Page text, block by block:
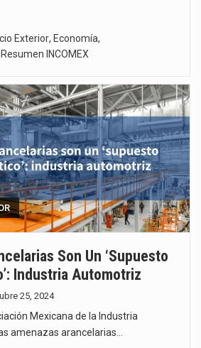
Exterior, Economía,
Resumen INCOMEX
Son Un ‘supuesto
Industria Automotriz
25, 2024
Mexicana de la Industria
amenazas arancelarias…